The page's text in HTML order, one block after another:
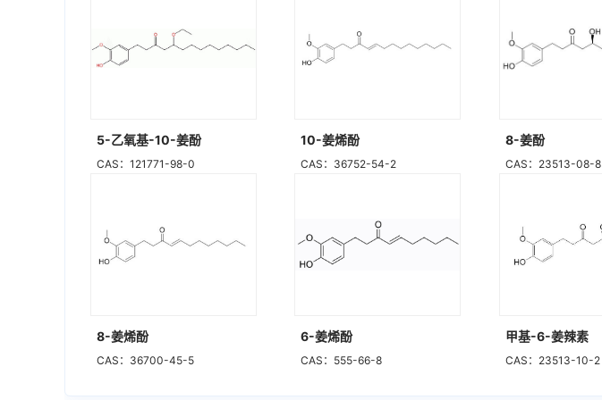
5-乙氧基-10-姜酚
CAS：121771-98-0
10-姜烯酚
CAS：36752-54-2
8-姜酚
CAS：23513-08-8
8-姜烯酚
CAS：36700-45-5
6-姜烯酚
CAS：555-66-8
甲基-6-姜辣素
CAS：23513-10-2